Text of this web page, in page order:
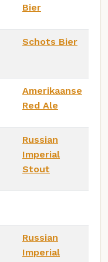
Bier
Schots Bier
Amerikaanse
Red Ale
Russian
Imperial
Stout
Russian
Imperial